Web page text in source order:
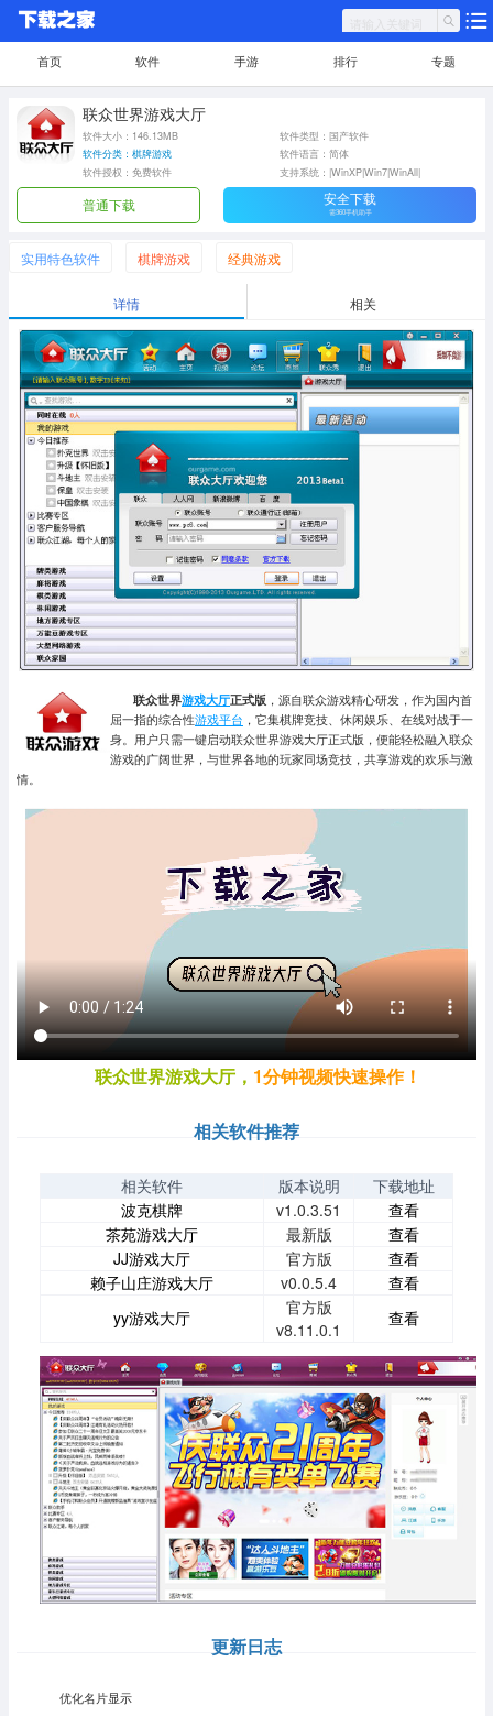
首页 软件 手游 排行 专题
联众世界游戏大厅
软件大小：146.13MB
软件类型：国产软件
软件分类：棋牌游戏
软件语言：简体
软件授权：免费软件
支持系统：|WinXP|Win7|WinAll|
普通下载 安全下载
需360手机助手
实用特色软件 棋牌游戏 经典游戏
详情 相关
联众世界游戏大厅正式版 ，源自联众游戏精心研发，作为国内首
屈一指的综合性游戏平台 ，它集棋牌竞技、休闲娱乐、在线对战于一
身。用户只需一键启动联众世界游戏大厅正式版，便能轻松融入联众
游戏的广阔世界，与世界各地的玩家同场竞技，共享游戏的欢乐与激
情。
联众世界游戏大厅， 1分钟视频快速操作！
相关软件推荐
相关软件 版本说明
下载地址
波克棋牌
v1.0.3.51
查看
茶苑游戏大厅
最新版
查看
JJ游戏大厅
官方版
查看
赖子山庄游戏大厅
v0.0.5.4
查看
yy游戏大厅
官方版
v8.11.0.1
查看
更新日志
优化名片显示